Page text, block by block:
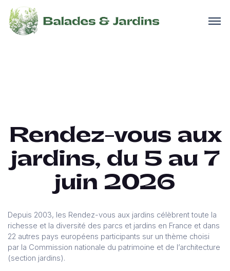
Rendez-vous aux
jardins, du 5 au 7
juin 2026
Depuis 2003, les Rendez-vous aux jardins célèbrent toute la
richesse et la diversité des parcs et jardins en France et dans
22 autres pays européens participants sur un thème choisi
par la Commission nationale du patrimoine et de l’architecture
(section jardins).